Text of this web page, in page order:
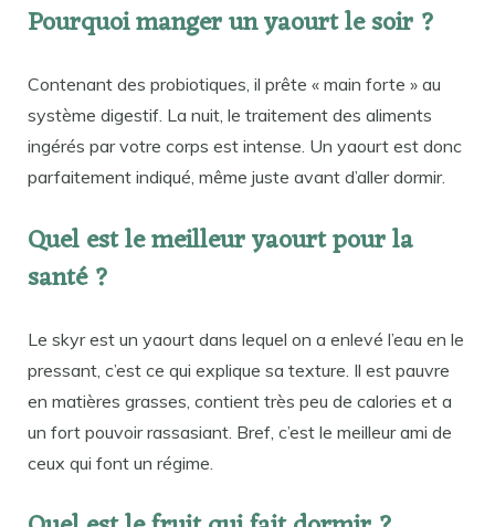
Pourquoi manger un yaourt le soir ?
Contenant des probiotiques, il prête « main forte » au
système digestif. La nuit, le traitement des aliments
ingérés par votre corps est intense. Un yaourt est donc
parfaitement indiqué, même juste avant d’aller dormir.
Quel est le meilleur yaourt pour la
santé ?
Le skyr est un yaourt dans lequel on a enlevé l’eau en le
pressant, c’est ce qui explique sa texture. Il est pauvre
en matières grasses, contient très peu de calories et a
un fort pouvoir rassasiant. Bref, c’est le meilleur ami de
ceux qui font un régime.